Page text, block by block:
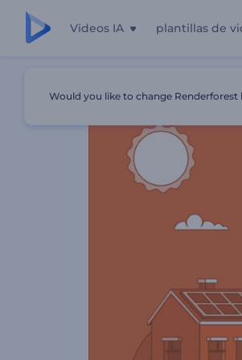
Videos IA plantillas de
Would you like to change Renderforest